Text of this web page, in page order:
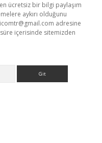
ücretsiz bir bilgi paylaşım
aykırı olduğunu
adresine
içerisinde sitemizden